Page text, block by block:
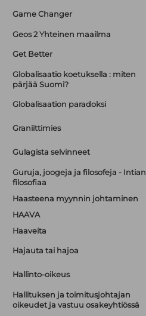
Game Changer
Geos 2 Yhteinen maailma
Get Better
Globalisaatio koetuksella : miten
pärjää Suomi?
Globalisaation paradoksi
Graniittimies
Gulagista selvinneet
Guruja, joogeja ja filosofeja - Intian
filosofiaa
Haasteena myynnin johtaminen
HAAVA
Haaveita
Hajauta tai hajoa
Hallinto-oikeus
Hallituksen ja toimitusjohtajan
oikeudet ja vastuu osakeyhtiössä